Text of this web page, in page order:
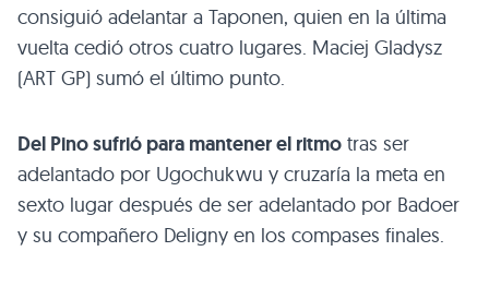
consiguió adelantar a Taponen, quien en la última
vuelta cedió otros cuatro lugares. Maciej Gladysz
(ART GP) sumó el último punto.
Del Pino sufrió para mantener el ritmo tras ser
adelantado por Ugochukwu y cruzaría la meta en
sexto lugar después de ser adelantado por Badoer
y su compañero Deligny en los compases finales.